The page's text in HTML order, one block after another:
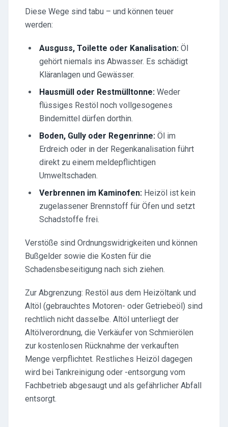
Diese Wege sind tabu – und können teuer
werden:
Ausguss, Toilette oder Kanalisation: Öl
gehört niemals ins Abwasser. Es schädigt
Kläranlagen und Gewässer.
Hausmüll oder Restmülltonne: Weder
flüssiges Restöl noch vollgesogenes
Bindemittel dürfen dorthin.
Boden, Gully oder Regenrinne: Öl im
Erdreich oder in der Regenkanalisation führt
direkt zu einem meldepflichtigen
Umweltschaden.
Verbrennen im Kaminofen: Heizöl ist kein
zugelassener Brennstoff für Öfen und setzt
Schadstoffe frei.
Verstöße sind Ordnungswidrigkeiten und können
Bußgelder sowie die Kosten für die
Schadensbeseitigung nach sich ziehen.
Zur Abgrenzung: Restöl aus dem Heizöltank und
Altöl (gebrauchtes Motoren- oder Getriebeöl) sind
rechtlich nicht dasselbe. Altöl unterliegt der
Altölverordnung, die Verkäufer von Schmierölen
zur kostenlosen Rücknahme der verkauften
Menge verpflichtet. Restliches Heizöl dagegen
wird bei Tankreinigung oder -entsorgung vom
Fachbetrieb abgesaugt und als gefährlicher Abfall
entsorgt.